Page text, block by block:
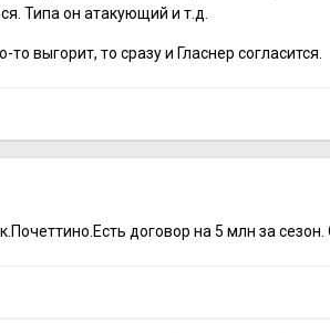
Типа он атакующий и т.д.
выгорит, то сразу и Гласнер согласится.
договор на 5 млн за